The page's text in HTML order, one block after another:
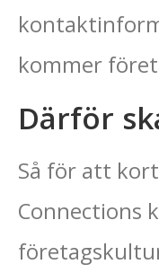
kommer
Därför
Så för att
Connections